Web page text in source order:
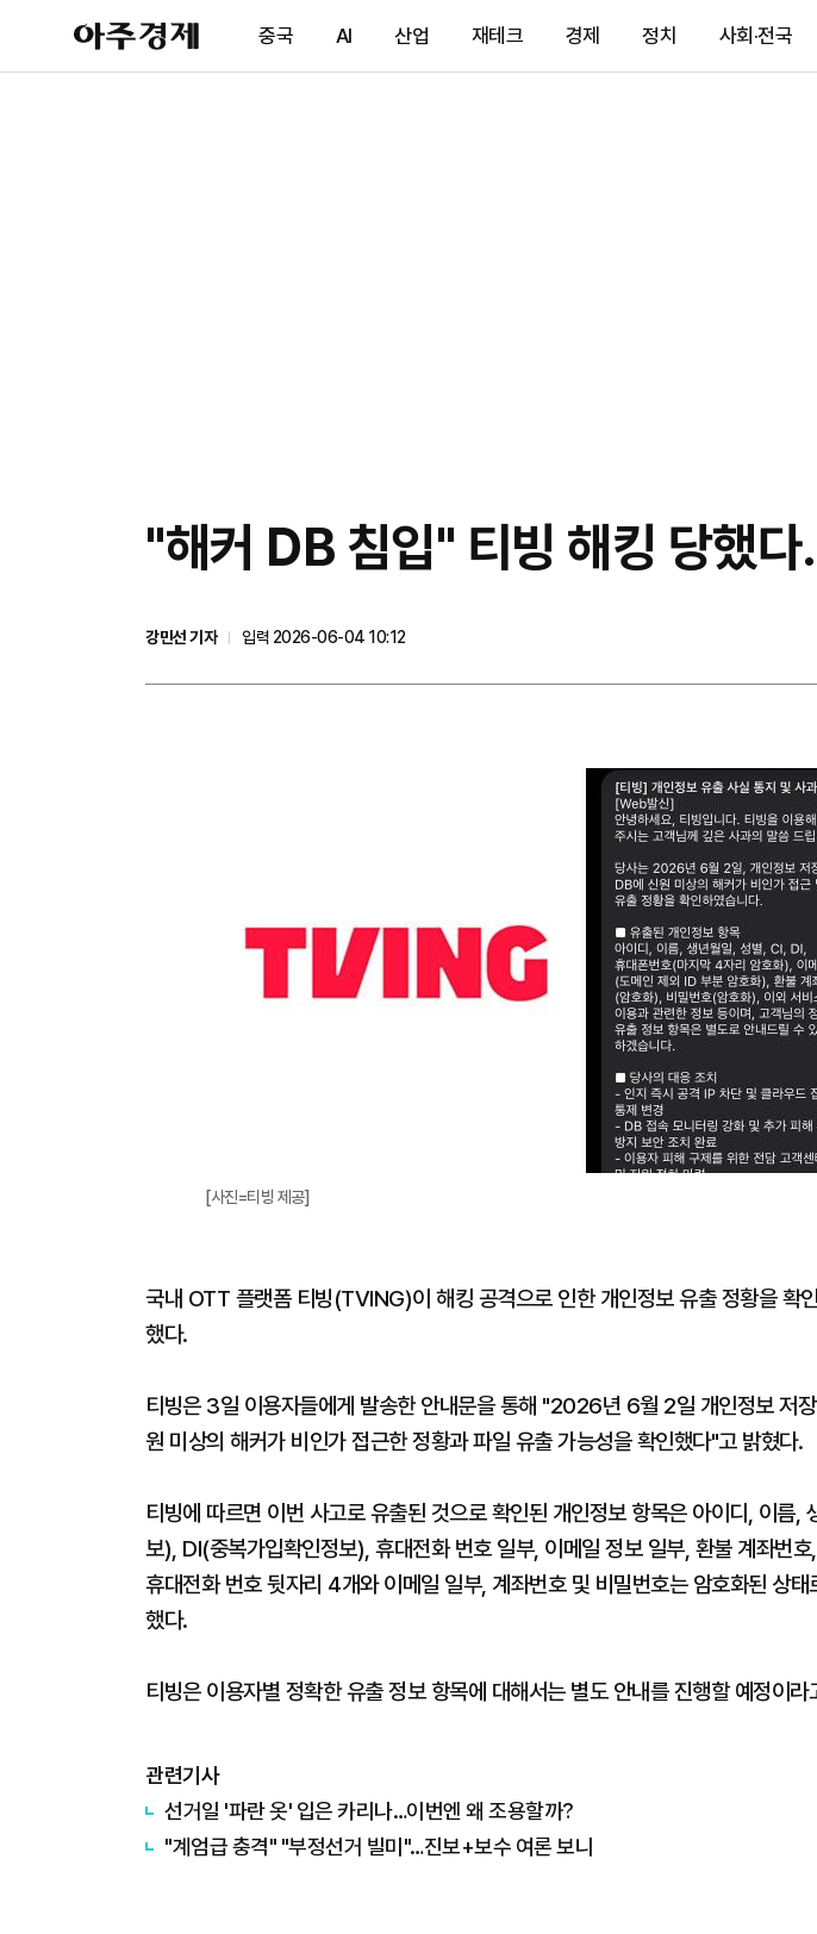
아
주
제
중국 AI 산업 재테크 경제 정치 사회·전국
"해커 DB 침입" 티빙 해킹 당했
강민선 기자
입력 2026-06-04 10:12
[사진=티빙 제공]
국내 OTT 플랫폼 티빙(TVING)이 해킹 공격으로 인한 개인정보 유출 정황을 확
했다.
티빙은 3일 이용자들에게 발송한 안내문을 통해 "2026년 6월 2일 개인정보 저
원 미상의 해커가 비인가 접근한 정황과 파일 유출 가능성을 확인했다"고 밝혔다.
티빙에 따르면 이번 사고로 유출된 것으로 확인된 개인정보 항목은 아이디, 이름,
보), DI(중복가입확인정보), 휴대전화 번호 일부, 이메일 정보 일부, 환불 계좌번
휴대전화 번호 뒷자리 4개와 이메일 일부, 계좌번호 및 비밀번호는 암호화된 상태
했다.
티빙은 이용자별 정확한 유출 정보 항목에 대해서는 별도 안내를 진행할 예정이라
관련기사
선거일 '파란 옷' 입은 카리나…이번엔 왜 조용할까?
"계엄급 충격" "부정선거 빌미"…진보+보수 여론 보니